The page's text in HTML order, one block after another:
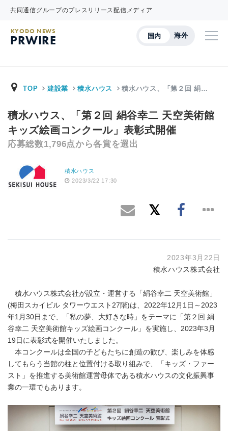
共同通信グループのプレスリリース配信メディア
国内 海外
KYODO NEWS
PRWIRE
TOP 建設業 積水ハウス 積水ハウス、「第２回 絹…
積水ハウス、「第２回 絹谷幸二 天空美術館
キッズ絵画コンクール」表彰式開催
応募総数1,796点から各賞を選出
積水ハウス
2023/3/22 17:30
2023年3月22日
積水ハウス株式会社
積水ハウス株式会社が設立・運営する「絹谷幸二 天空美術館」
(梅田スカイビル タワーウエスト27階)は、2022年12月1日～2023
年1月30日まで、「私の夢、大好きな時」をテーマに「第２回 絹
谷幸二 天空美術館キッズ絵画コンクール」を実施し、2023年3月
19日に表彰式を開催いたしました。
本コンクールは全国の子どもたちに創造の歓び、楽しみを体感
してもらう当館の柱と位置付ける取り組みで、「キッズ・ファー
スト」を推進する美術館運営母体である積水ハウスの文化振興事
業の一環でもあります。